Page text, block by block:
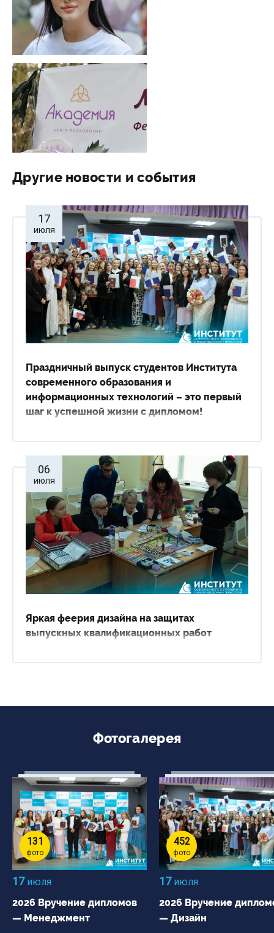
Другие новости и события
17
июля
Праздничный выпуск студентов Института
современного образования и
информационных технологий – это первый
шаг к успешной жизни с дипломом!
06
июля
Яркая феерия дизайна на защитах
выпускных квалификационных работ
Фотогалерея
131
фото
17июля
2026 Вручение дипломов
— Менеджмент
452
фото
17июля
2026 Вручение
— Дизайн